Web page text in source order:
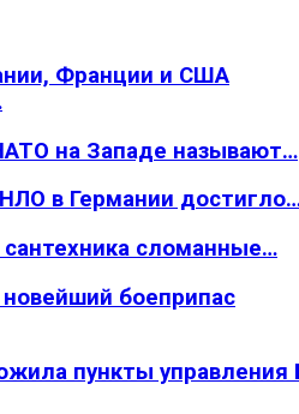
Франции и США
на Западе называют…
в Германии
сломанные…
боеприпас
пункты